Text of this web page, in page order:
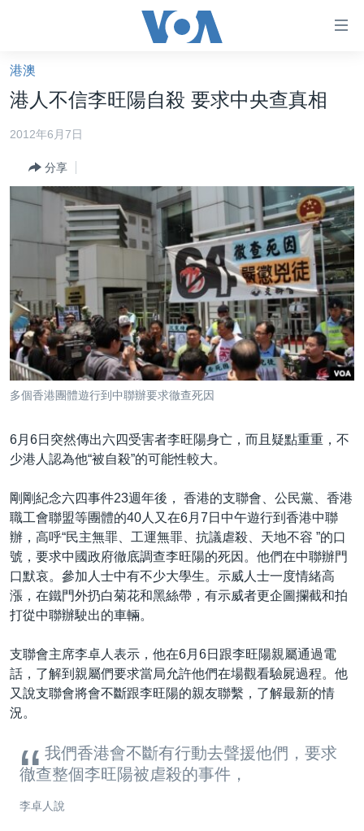
礙
鏈
接
跳
內
導
航
跳
轉
到
檢
美國大選2024
台灣
美中關係
海外港人
新聞自由
揭謊頻道
美國
中國
國際
視頻
每日視頻新聞
VOA 60秒 (國際)
美國專訊
視頻存檔
YOUTUBE頻道
音頻
時事經緯
新聞音頻
海外港人
港人港心
美國透視
廣播節目表
國語
關注我們
港澳
港人不信李旺陽自殺 要求中央查真相
2012年6月7日
分享
多個香港團體遊行到中聯辦要求徹查死因
6月6日突然傳出六四受害者李旺陽身亡，而且疑點重重，不
少港人認為他“被自殺”的可能性較大。
剛剛紀念六四事件23週年後， 香港的支聯會、公民黨、香港
職工會聯盟等團體的40人又在6月7日中午遊行到香港中聯
辦，高呼“民主無罪、工運無罪、抗議虐殺、天地不容 ”的口
號，要求中國政府徹底調查李旺陽的死因。他們在中聯辦門
口默哀。參加人士中有不少大學生。示威人士一度情緒高
漲，在鐵門外扔白菊花和黑絲帶，有示威者更企圖攔截和拍
打從中聯辦駛出的車輛。
支聯會主席李卓人表示，他在6月6日跟李旺陽親屬通過電
話，了解到親屬們要求當局允許他們在場觀看驗屍過程。他
又說支聯會將會不斷跟李旺陽的親友聯繫，了解最新的情
況。
我們香港會不斷有行動去聲援他們，要求
徹查整個李旺陽被虐殺的事件，
李卓人說